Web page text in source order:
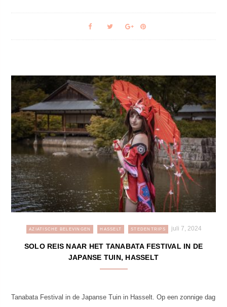
AZIATISCHE BELEVINGEN HASSELT STEDENTRIPS juli 7, 2024
SOLO REIS NAAR HET TANABATA FESTIVAL IN DE
JAPANSE TUIN, HASSELT
Tanabata Festival in de Japanse Tuin in Hasselt. Op een zonnige dag